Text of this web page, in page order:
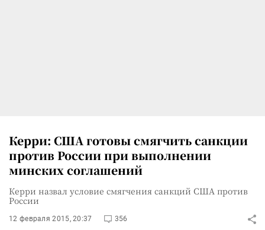
Керри: США готовы смягчить санкции
против России при выполнении
минских соглашений
Керри назвал условие смягчения санкций США против
России
12 февраля 2015, 20:37 356